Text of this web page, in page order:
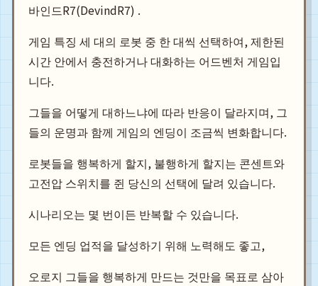
바인드R7(DevindR7) .
게임 특징 세 대의 로봇 중 한 대씩 선택하여, 제한된
시간 안에서 충전하거나 대화하는 어드벤처 게임입
니다.
그들을 어떻게 대하느냐에 따라 반응이 달라지며, 그
들의 운명과 함께 게임의 엔딩이 조금씩 변화합니다.
로봇들을 행복하게 할지, 불행하게 할지는 콘센트와
고전압 스위치를 쥔 당신의 선택에 달려 있습니다.
시나리오는 몇 번이든 반복할 수 있습니다.
모든 엔딩 업적을 달성하기 위해 노력해도 좋고,
오로지 그들을 행복하게 만드는 것만을 목표로 삼아